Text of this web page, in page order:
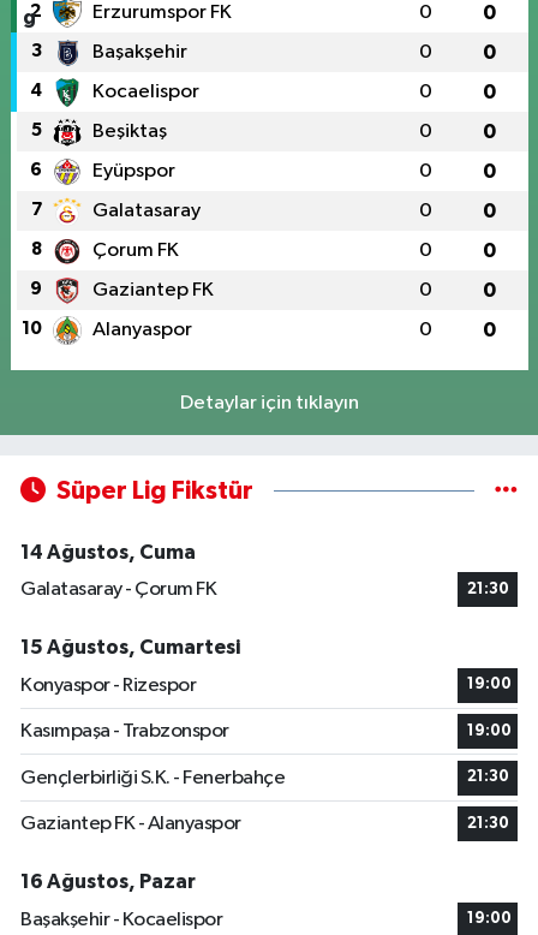
2 Erzurumspor FK 0 0
3 Başakşehir 0 0
4 Kocaelispor 0 0
5 Beşiktaş 0 0
6 Eyüpspor 0 0
7 Galatasaray 0 0
8 Çorum FK 0 0
9 Gaziantep FK 0 0
10 Alanyaspor 0 0
Detaylar için tıklayın
Süper Lig Fikstür
14 Ağustos, Cuma
Galatasaray - Çorum FK
21:30
15 Ağustos, Cumartesi
Konyaspor - Rizespor
19:00
Kasımpaşa - Trabzonspor 19:00
Gençlerbirliği S.K. - Fenerbahçe 21:30
Gaziantep FK - Alanyaspor 21:30
16 Ağustos, Pazar
Başakşehir - Kocaelispor
19:00